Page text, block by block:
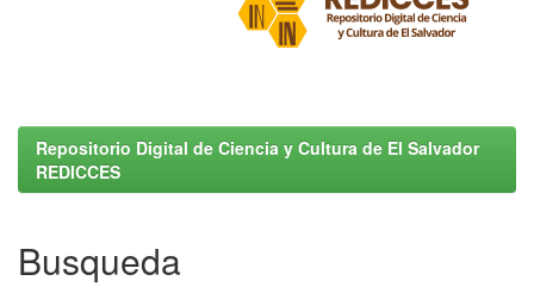
Repositorio Digital de Ciencia y Cultura de El Salvador
REDICCES
Busqueda